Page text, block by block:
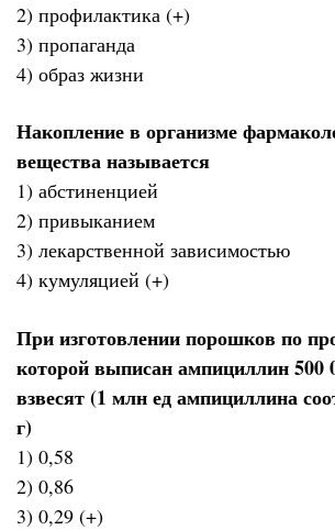
2) профилактика (+)
3) пропаганда
4) образ жизни
Накопление в организме
вещества называется
1) абстиненцией
2) привыканием
3) лекарственной зависимостью
4) кумуляцией (+)
При изготовлении порошков по
которой выписан ампициллин 500
взвесят (1 млн ед ампициллина
г)
1) 0,58
2) 0,86
3) 0,29 (+)